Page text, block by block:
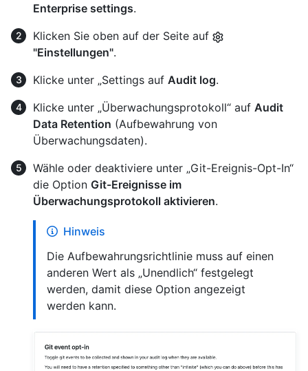
Enterprise settings.
Klicken Sie oben auf der Seite auf
"Einstellungen".
Klicke unter „Settings auf Audit log.
Klicke unter „Überwachungsprotokoll“ auf Audit
Data Retention (Aufbewahrung von
Überwachungsdaten).
Wähle oder deaktiviere unter „Git-Ereignis-Opt-In“
die Option Git-Ereignisse im
Überwachungsprotokoll aktivieren.
Hinweis
Die Aufbewahrungsrichtlinie muss auf einen
anderen Wert als „Unendlich“ festgelegt
werden, damit diese Option angezeigt
werden kann.